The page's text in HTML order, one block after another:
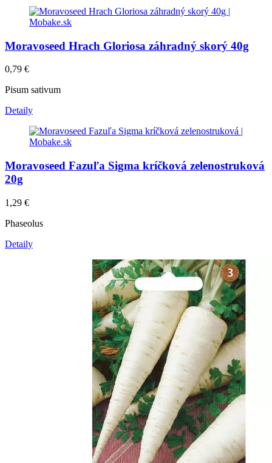
Moravoseed Hrach Gloriosa záhradný skorý 40g
0,79 €
Pisum sativum
Detaily
Moravoseed Fazuľa Sigma kríčková zelenostruková
20g
1,29 €
Phaseolus
Detaily